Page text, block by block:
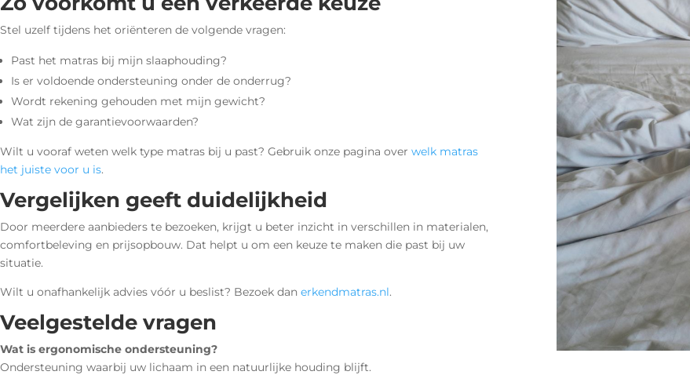
Stel uzelf tijdens het oriënteren de volgende vragen:
Past het matras bij mijn slaaphouding?
Is er voldoende ondersteuning onder de onderrug?
Wordt rekening gehouden met mijn gewicht?
Wat zijn de garantievoorwaarden?
Wilt u vooraf weten welk type matras bij u past? Gebruik onze pagina over welk matras
het juiste voor u is.
Vergelijken geeft duidelijkheid
Door meerdere aanbieders te bezoeken, krijgt u beter inzicht in verschillen in materialen,
comfortbeleving en prijsopbouw. Dat helpt u om een keuze te maken die past bij uw
situatie.
Wilt u onafhankelijk advies vóór u beslist? Bezoek dan erkendmatras.nl.
Veelgestelde vragen
Wat is ergonomische ondersteuning?
Ondersteuning waarbij uw lichaam in een natuurlijke houding blijft.